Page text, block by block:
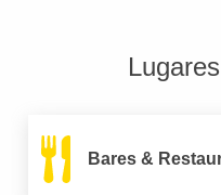
Bares &